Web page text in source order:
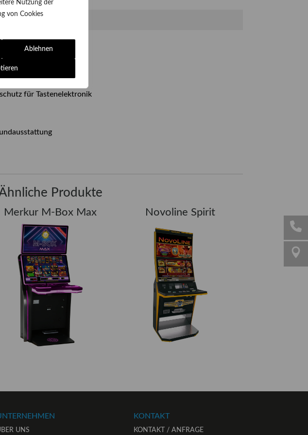
Nutzung der
von Cookies
Ablehnen
für Tastenelektronik
Produkte
Merkur M-Box Max Novoline Spirit
UNS
KONTAKT
KONTAKT / ANFRAGE